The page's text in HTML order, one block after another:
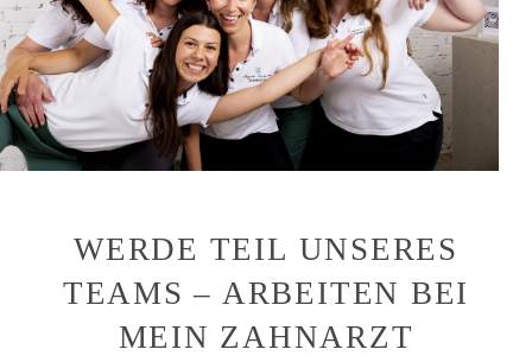
WERDE TEIL UNSERES
TEAMS – ARBEITEN BEI
MEIN ZAHNARZT